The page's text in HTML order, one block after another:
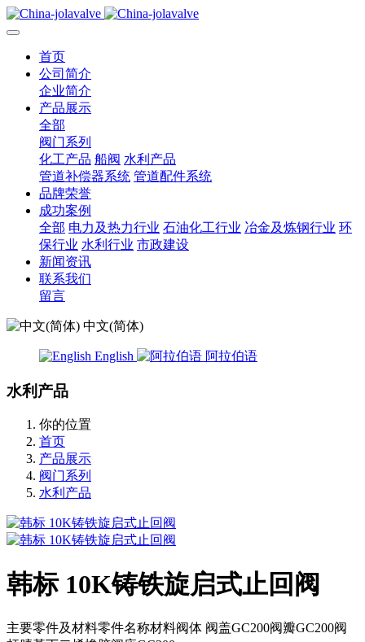
首页
公司简介
企业简介
产品展示
全部
阀门系列
化工产品 船阀 水利产品
管道补偿器系统 管道配件系统
品牌荣誉
成功案例
全部 电力及热力行业 石油化工行业 冶金及炼钢行业 环
保行业 水利行业 市政建设
新闻资讯
联系我们
留言
中文(简体)
English 阿拉伯语
水利产品
你的位置
首页
产品展示
阀门系列
水利产品
韩标 10K铸铁旋启式止回阀
主要零件及材料零件名称材料阀体 阀盖GC200阀瓣GC200阀